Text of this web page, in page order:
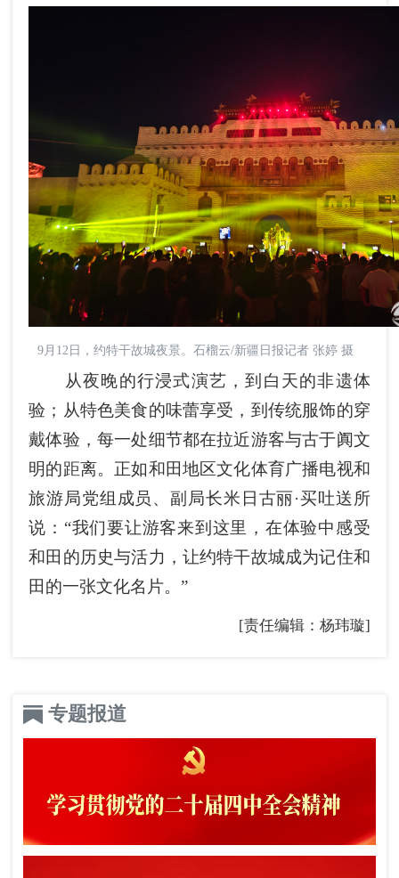
9月12日，约特干故城夜景。石榴云/新疆日报记者 张婷 摄
从夜晚的行浸式演艺，到白天的非遗体
验；从特色美食的味蕾享受，到传统服饰的穿
戴体验，每一处细节都在拉近游客与古于阗文
明的距离。正如和田地区文化体育广播电视和
旅游局党组成员、副局长米日古丽·买吐送所
说：“我们要让游客来到这里，在体验中感受
和田的历史与活力，让约特干故城成为记住和
田的一张文化名片。”
[责任编辑：杨玮璇]
专题报道